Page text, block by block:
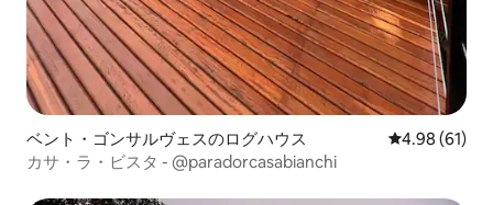
ベント・ゴンサルヴェスのログハウス レビュー61
4.98 (61)
カサ・ラ・ビスタ - @paradorcasabianchi